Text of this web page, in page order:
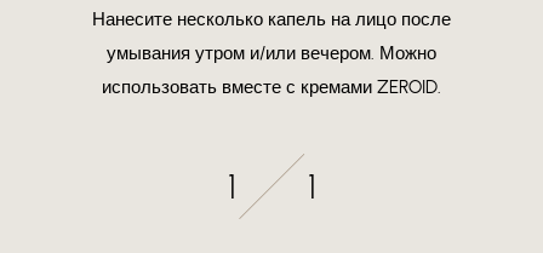
Нанесите несколько капель на лицо после
умывания утром и/или вечером. Можно
использовать вместе с кремами ZEROID.
1 1